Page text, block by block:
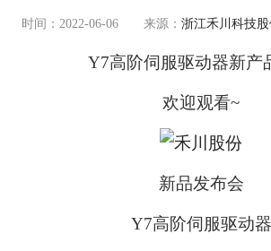
时间：2022-06-06 来源： 浙江禾川科技
Y7高阶伺服驱动器新产
欢迎观看~
新品发布会
Y7高阶伺服驱动器